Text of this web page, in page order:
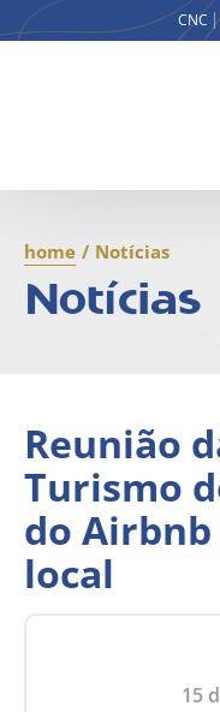
CNC
home / Notícias
Notícias
Reunião
Turismo
do
local
15